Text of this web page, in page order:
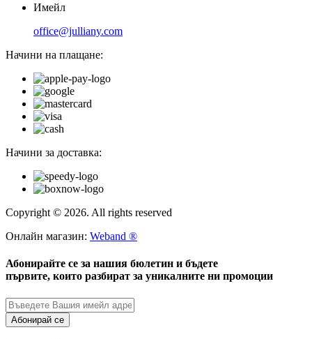
Имейл
office@julliany.com
Начини на плащане:
Начини за доставка:
Copyright © 2026. All rights reserved
Онлайн магазин: Weband ®
Абонирайте се за нашия бюлетин и бъдете
първите, които разбират за уникалните ни промоции
Абонирай се